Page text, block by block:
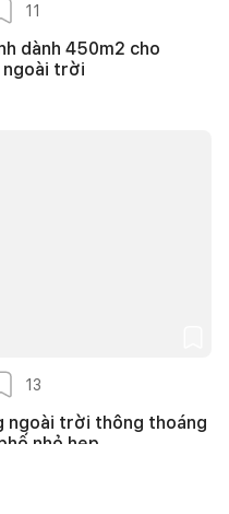
11
dành 450m2 cho
ngoài trời
13
ngoài trời thông thoáng
nhỏ hẹp